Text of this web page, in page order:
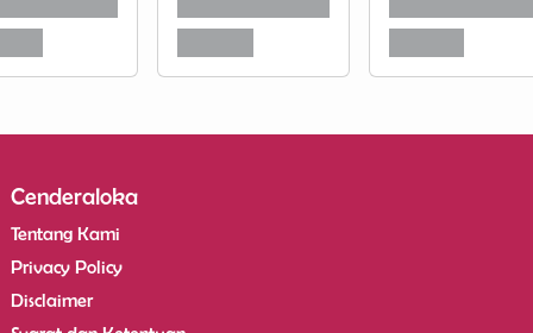
Cenderaloka
Tentang Kami
Privacy Policy
Disclaimer